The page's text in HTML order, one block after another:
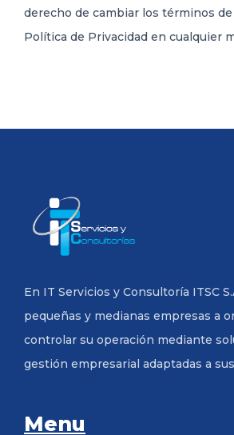
derecho de cambiar los términos
Política de Privacidad en cualquier
En IT Servicios y Consultoría ITSC
pequeñas y medianas empresas a
controlar su operación mediante
gestión empresarial adaptadas a
Menu